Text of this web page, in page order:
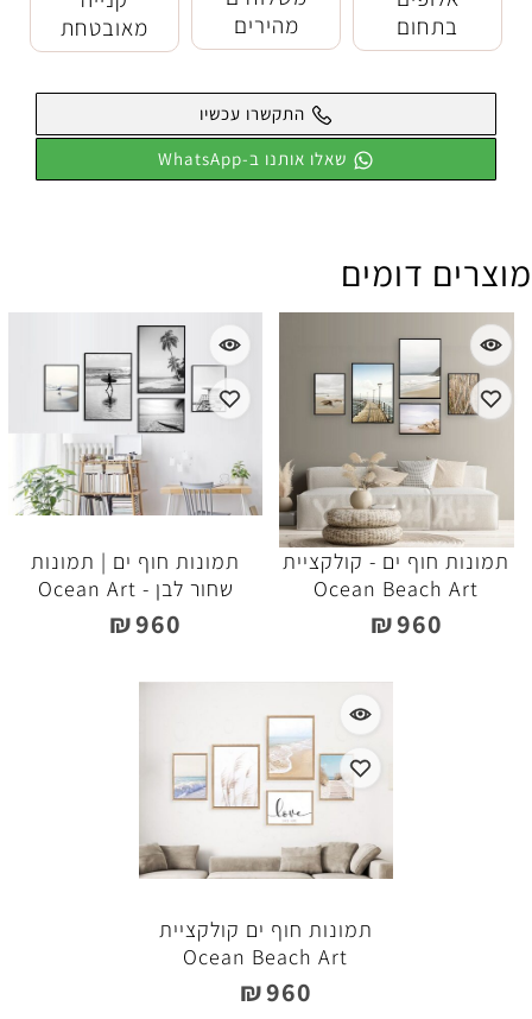
בתחום
מהירים
מאובטחת
התקשרו עכשיו
שאלו אותנו ב-WhatsApp
מוצרים דומים
תמונות חוף ים - קולקציית
Ocean Beach Art
₪960
תמונות חוף ים | תמונות
שחור לבן - Ocean Art
₪960
תמונות חוף ים קולקציית
Ocean Beach Art
₪960